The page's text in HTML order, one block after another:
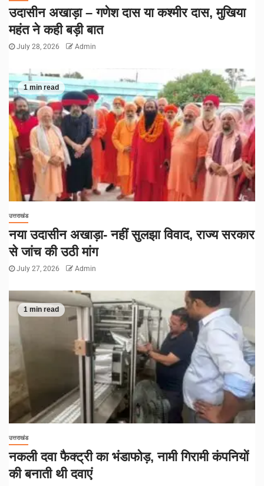
उदासीन अखाड़ा – गणेश दास या कश्मीर दास, मुखिया
महंत ने कही बड़ी बात
July 28, 2026 Admin
1 min read
उत्तराखंड
नया उदासीन अखाड़ा- नहीं सुलझा विवाद, राज्य सरकार
से जांच की उठी मांग
July 27, 2026 Admin
1 min read
उत्तराखंड
नकली दवा फैक्ट्री का भंडाफोड़, नामी गिरामी कंपनियों
की बनाती थी दवाएं